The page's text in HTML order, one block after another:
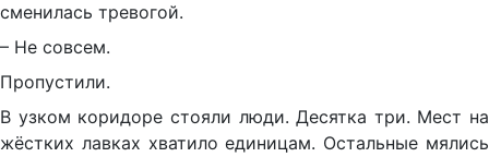
сменилась тревогой.
– Не совсем.
Пропустили.
В узком коридоре стояли люди. Десятка три. Мест на
жёстких лавках хватило единицам. Остальные мялись